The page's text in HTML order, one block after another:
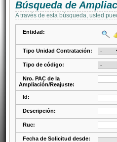
Búsqueda de
A través de esta búsqueda, usted
Entidad:
Tipo Unidad Contratación:
Tipo de código:
Nro. PAC de la
Ampliación/Reajuste:
Id:
Descripción:
Ruc:
Fecha de Solicitud desde: